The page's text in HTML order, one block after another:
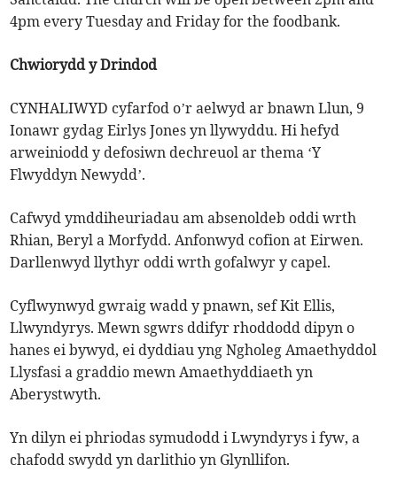
4pm every Tuesday and Friday for the foodbank.
Chwiorydd y Drindod
CYNHALIWYD cyfarfod o’r aelwyd ar bnawn Llun, 9
Ionawr gydag Eirlys Jones yn llywyddu. Hi hefyd
arweiniodd y defosiwn dechreuol ar thema ‘Y
Flwyddyn Newydd’.
Cafwyd ymddiheuriadau am absenoldeb oddi wrth
Rhian, Beryl a Morfydd. Anfonwyd cofion at Eirwen.
Darllenwyd llythyr oddi wrth gofalwyr y capel.
Cyflwynwyd gwraig wadd y pnawn, sef Kit Ellis,
Llwyndyrys. Mewn sgwrs ddifyr rhoddodd dipyn o
hanes ei bywyd, ei dyddiau yng Ngholeg Amaethyddol
Llysfasi a graddio mewn Amaethyddiaeth yn
Aberystwyth.
Yn dilyn ei phriodas symudodd i Lwyndyrys i fyw, a
chafodd swydd yn darlithio yn Glynllifon.